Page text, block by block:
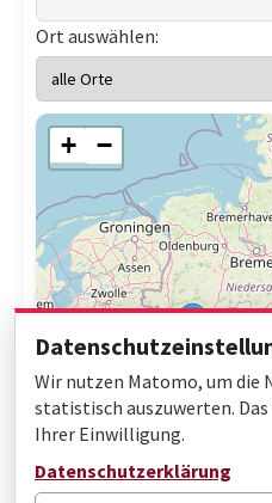
Ort auswählen:
+ −
Wir nutzen Matomo, um die
statistisch auszuwerten.
Ihrer Einwilligung.
Datenschutzerklärung